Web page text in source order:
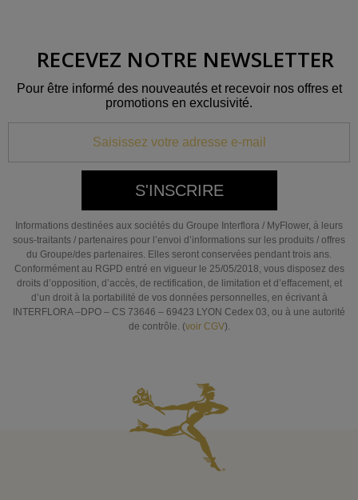
RECEVEZ NOTRE NEWSLETTER
Pour être informé des nouveautés et recevoir nos offres et
promotions en exclusivité.
S'INSCRIRE
Informations destinées aux sociétés du Groupe Interflora / MyFlower, à leurs
sous-traitants / partenaires pour l’envoi d’informations sur les produits / offres
du Groupe/des partenaires. Elles seront conservées pendant trois ans.
Conformément au RGPD entré en vigueur le 25/05/2018, vous disposez des
droits d’opposition, d’accès, de rectification, de limitation et d’effacement, et
d’un droit à la portabilité de vos données personnelles, en écrivant à
INTERFLORA –DPO – CS 73646 – 69423 LYON Cedex 03, ou à une autorité
de contrôle. (voir CGV).